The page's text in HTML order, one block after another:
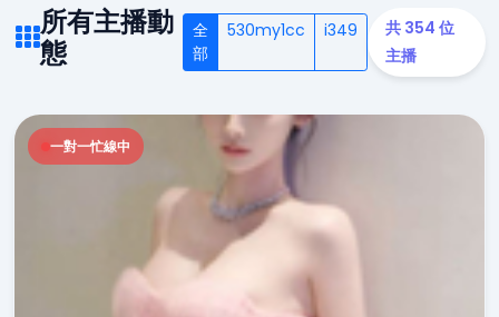
所有主播動
態
全
部
530my1cc i349
共 354 位
主播
一對一忙線中